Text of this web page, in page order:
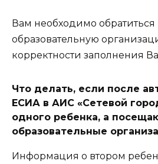
Вам необходимо обратиться
образовательную
корректности заполнения
Что делать, если после
ЕСИА в АИС «Сетевой
одного ребенка, а
образовательные
Информация о втором